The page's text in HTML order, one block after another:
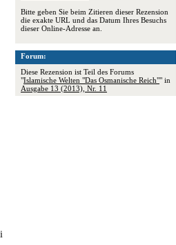
Bitte geben Sie beim Zitieren dieser Rezension
die exakte URL und das Datum Ihres Besuchs
dieser Online-Adresse an.
Forum:
Diese Rezension ist Teil des Forums
"Islamische Welten "Das Osmanische Reich"" in
Ausgabe 13 (2013), Nr. 11